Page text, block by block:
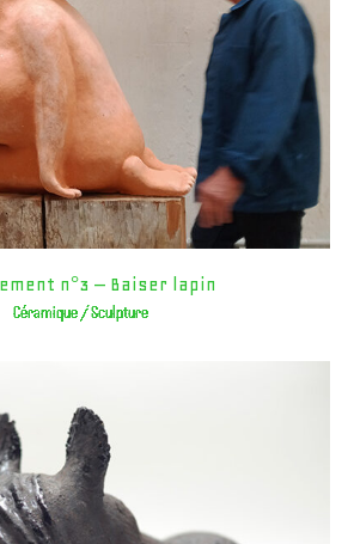
n°3 – Baiser lapin
Céramique / Sculpture